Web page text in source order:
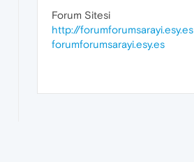
Forum Sitesi
http://forumforumsarayi.esy.es
forumforumsarayi.esy.es